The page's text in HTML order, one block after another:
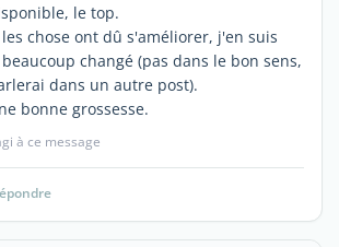
le top.
chose ont dû s'améliorer, j'en suis
changé (pas dans le bon sens,
dans un autre post).
bonne grossesse.
à ce message